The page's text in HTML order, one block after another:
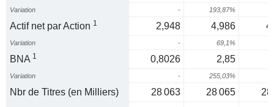
Variation - 193,87%
Actif net par Action 1 2,948 4,986
Variation - 69,1%
BNA 1 0,8026 2,85
Variation - 255,03%
Nbr de Titres (en Milliers) 28 063 28 065
28